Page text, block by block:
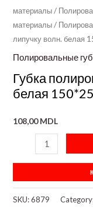
материалы/
материалы/
липучку волн.
Полировальные
Губка
белая
108,00MDL
SKU:6879